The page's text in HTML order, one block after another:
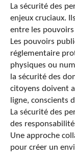
La sécurité des
enjeux cruciaux.
entre les
Les pouvoirs
réglementaire
physiques ou
la sécurité des
citoyens doivent
ligne, conscients
La sécurité des
des
Une approche
pour créer un